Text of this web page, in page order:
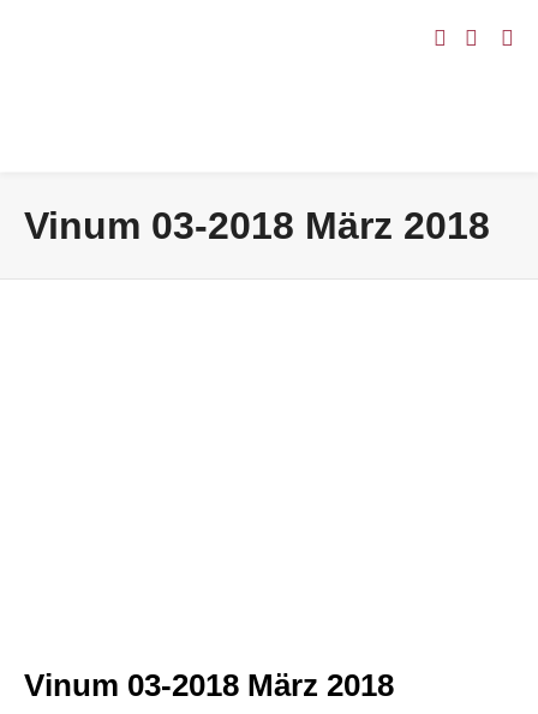
Vinum 03-2018 März 2018
Vinum 03-2018 März 2018